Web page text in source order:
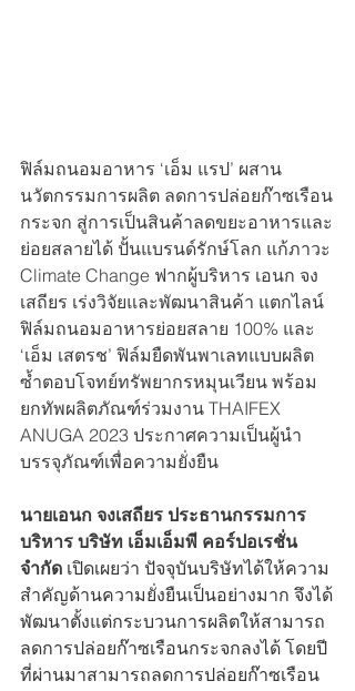
ฟิล์มถนอมอาหาร ‘เอ็ม แรป’ ผสาน
นวัตกรรมการผลิต ลดการปล่อยก๊าซเรือน
กระจก สู่การเป็นสินค้าลดขยะอาหารและ
ย่อยสลายได้ ปั้นแบรนด์รักษ์โลก แก้ภาวะ
Climate Change ฟากผู้บริหาร เอนก จง
เสถียร เร่งวิจัยและพัฒนาสินค้า แตกไลน์
ฟิล์มถนอมอาหารย่อยสลาย 100% และ
‘เอ็ม เสตรช’ ฟิล์มยืดพันพาเลทแบบผลิต
ซ้ำตอบโจทย์ทรัพยากรหมุนเวียน พร้อม
ยกทัพผลิตภัณฑ์ร่วมงาน THAIFEX
ANUGA 2023 ประกาศความเป็นผู้นำ
บรรจุภัณฑ์เพื่อความยั่งยืน
นายเอนก จงเสถียร ประธานกรรมการ
บริหาร บริษัท เอ็มเอ็มพี คอร์ปอเรชั่น
จำกัด เปิดเผยว่า ปัจจุบันบริษัทได้ให้ความ
สำคัญด้านความยั่งยืนเป็นอย่างมาก จึงได้
พัฒนาตั้งแต่กระบวนการผลิตให้สามารถ
ลดการปล่อยก๊าซเรือนกระจกลงได้ โดยปี
ที่ผ่านมาสามารถลดการปล่อยก๊าซเรือน